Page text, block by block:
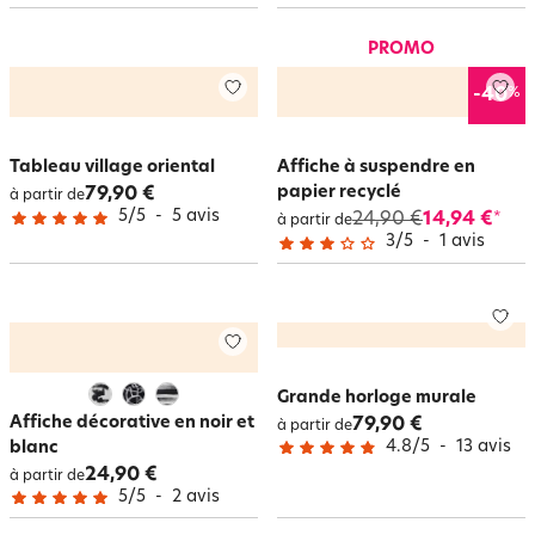
Tableau village oriental
à partir de79,90 €
5/5 - 5 avis
PROMO
-40%
Affiche à suspendre en
papier recyclé
à partir de24,90 €14,94 €*
3/5 - 1 avis
Affiche décorative en noir et
blanc
à partir de24,90 €
5/5 - 2 avis
Grande horloge murale
à partir de79,90 €
4.8/5 - 13 avis